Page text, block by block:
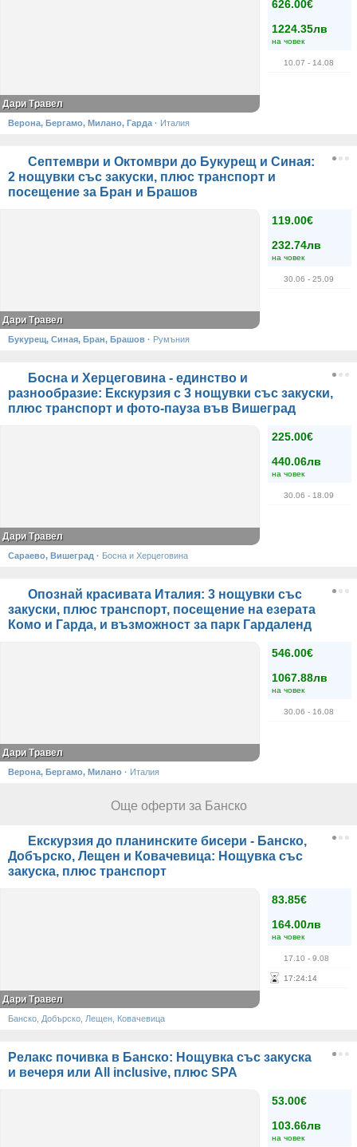
626.00€
1224.35лв
на човек
10.07 - 14.08
Дари Травел
Верона, Бергамо, Милано, Гарда · Италия
Септември и Октомври до Букурещ и Синая:
2 нощувки със закуски, плюс транспорт и
посещение за Бран и Брашов
119.00€
232.74лв
на човек
30.06 - 25.09
Дари Травел
Букурещ, Синая, Бран, Брашов · Румъния
Босна и Херцеговина - единство и
разнообразие: Екскурзия с 3 нощувки със закуски,
плюс транспорт и фото-пауза във Вишеград
225.00€
440.06лв
на човек
30.06 - 18.09
Дари Травел
Сараево, Вишеград · Босна и Херцеговина
Опознай красивата Италия: 3 нощувки със
закуски, плюс транспорт, посещение на езерата
Комо и Гарда, и възможност за парк Гардаленд
546.00€
1067.88лв
на човек
30.06 - 16.08
Дари Травел
Верона, Бергамо, Милано · Италия
Още оферти за Банско
Екскурзия до планинските бисери - Банско,
Добърско, Лещен и Ковачевица: Нощувка със
закуска, плюс транспорт
83.85€
164.00лв
на човек
17.10 - 9.08
17:24:14
Дари Травел
Банско, Добърско, Лещен, Ковачевица
Релакс почивка в Банско: Нощувка със закуска
и вечеря или All inclusive, плюс SPA
53.00€
103.66лв
на човек